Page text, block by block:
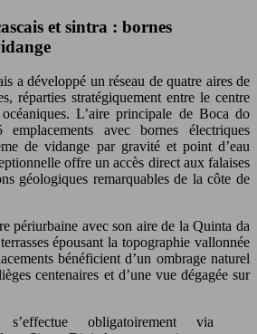
et sintra : bornes
a développé un réseau de quatre aires de
réparties stratégiquement entre le centre
L’aire principale de Boca do
avec bornes électriques
de vidange par gravité et point d’eau
offre un accès direct aux falaises
géologiques remarquables de la côte de
périurbaine avec son aire de la Quinta da
épousant la topographie vallonnée
bénéficient d’un ombrage naturel
centenaires et d’une vue dégagée sur
obligatoirement via